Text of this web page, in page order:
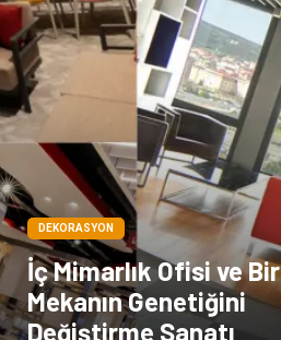
DEKORASYON
İç Mimarlık Ofisi ve Bir
Mekanın Genetiğini
Değiştirme Sanatı